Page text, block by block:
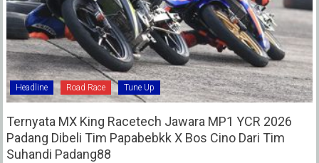
Headline Road Race Tune Up
Ternyata MX King Racetech Jawara MP1 YCR 2026
Padang Dibeli Tim Papabebkk X Bos Cino Dari Tim
Suhandi Padang88